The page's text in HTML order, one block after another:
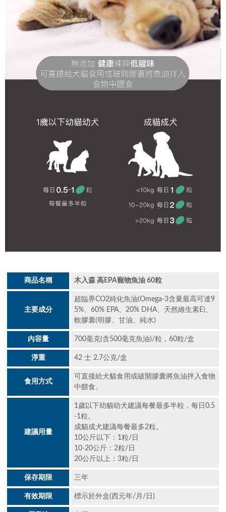
商品名稱 木入森 高EPA寵物魚油 60粒
主要成分
超臨界CO2純化魚油(Omega-3含量最高可達9
5%、60% EPA、20% DHA、天然維生素E)、
軟膠囊(明膠、甘油、純水)
內容量 700毫克(含500毫克魚油)/粒，60粒/盒
淨重 42 士 2.7公克/盒
食用方式
可直接給犬貓食用或破開膠囊將魚油拌入食物
中餵食。
建議用量
1歲以下幼貓幼犬建議每餐最多半粒，每日0.5
-1粒。
成貓成犬建議每餐最多2粒。
10公斤以下：1粒/日
10-20公斤：2粒/日
20公斤以上：3粒/日
保存期限 三年
有效期限 標示於外盒(西元年/月/日)